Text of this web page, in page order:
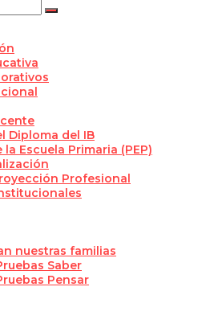
Diploma del IB
Escuela Primaria (PEP)
Profesional
nuestras familias
Saber
Pensar